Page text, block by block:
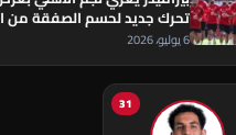
تحرك جديد لحسم الصفقة من
العراقي
6 يوليو، 2026
31